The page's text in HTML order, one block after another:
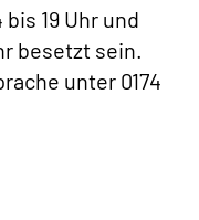
19 Uhr und
besetzt sein.
unter 0174